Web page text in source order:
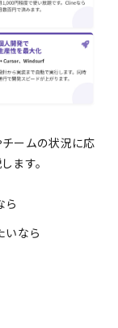
ームの状況に応
ます。
ら
いなら